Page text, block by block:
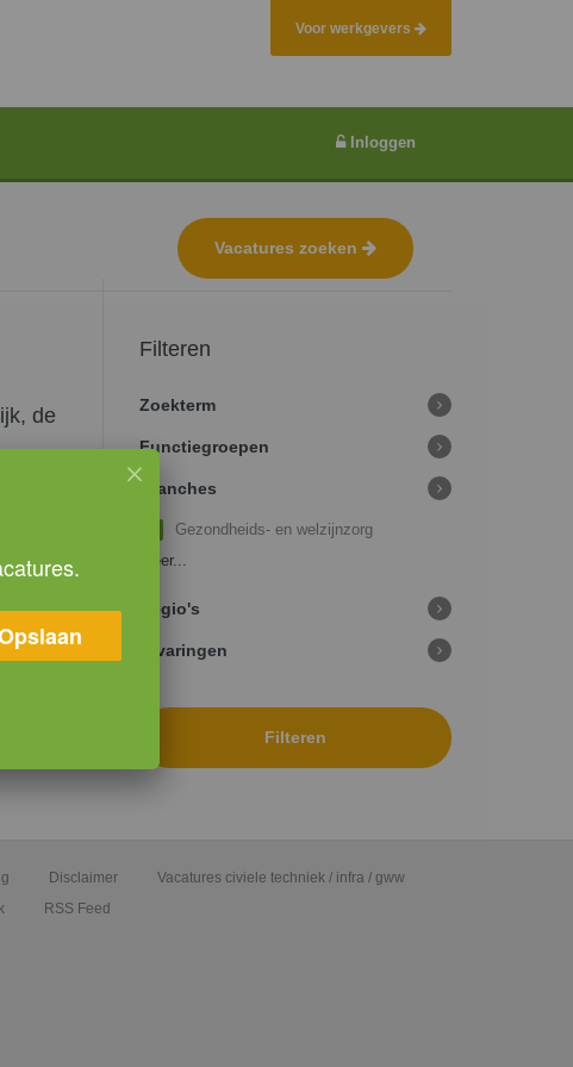
Voor werkgevers
Inloggen
Vacatures zoeken
de
Filteren
Zoekterm
Functiegroepen
Branches
Gezondheids- en welzijnzorg
Meer...
Regio's
Ervaringen
Filteren
Disclaimer
Vacatures civiele techniek / infra / gww
RSS Feed